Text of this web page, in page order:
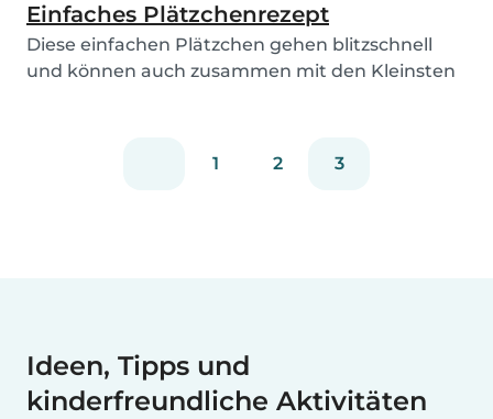
Einfaches Plätzchenrezept
Diese einfachen Plätzchen gehen blitzschnell
und können auch zusammen mit den Kleinsten
1 2 3
Ideen, Tipps und
kinderfreundliche Aktivitäten